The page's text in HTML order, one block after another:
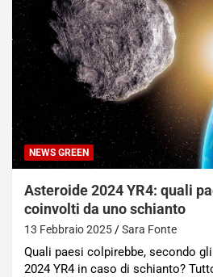
NEWS GREEN
Asteroide 2024 YR4: quali
coinvolti da uno schianto
13 Febbraio 2025 Sara Fonte
Quali paesi colpirebbe, secondo
2024 YR4 in caso di schianto?